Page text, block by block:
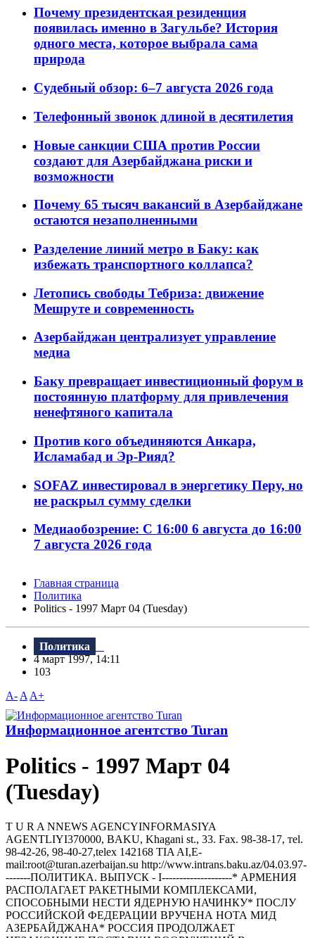
Почему президентская резиденция
появилась именно в Загульбе? История
одного места, которое выбрала сама
природа
Судебный обзор: 6–7 августа 2026 года
Телефонный звонок длиной в десятилетия
Новые санкции США против России
создают для Азербайджана риски и
возможности
Почему 65 тысяч вакансий в Азербайджане
остаются незаполненными
Разделение линий метро в Баку: как
избежать транспортного коллапса?
Летопись свободы Тебриза: движение
Мешруте и современность
Азербайджан централизует управление
медиа
Баку превращает инвестиционный форум в
постоянную платформу для привлечения
ненефтяного капитала
Против кого объединяются Анкара,
Исламабад и Эр-Рияд?
SOFAZ инвестировал в энергетику Перу, но
не раскрыл сумму сделки
Медиаобозрение: С 16:00 6 августа до 16:00
7 августа 2026 года
Главная страница
Политика
Politics - 1997 Март 04 (Tuesday)
Политика
4 март 1997, 14:11
103
A- A A+
Информационное агентство Turan
Politics - 1997 Март 04
(Tuesday)
T U R A NNEWS AGENCYINFORMASIYA
AGENTLIYI370000, BAKU, Khagani st., 33. Fax. 98-38-17, тel.
98-42-26, 98-40-27,telex 142168 TIA AI,E-
mail:root@turan.azerbaijan.su httр://www.intrans.baku.az/04.03.97-
-------ПОЛИТИКА. ВЫПУСК - I--------------------* АРМЕНИЯ
РАСПОЛАГАЕТ РАКЕТНЫМИ КОМПЛЕКСАМИ,
СПОСОБНЫМИ НЕСТИ ЯДЕРНУЮ НАЧИНКУ* ПОСЛУ
РОССИЙСКОЙ ФЕДЕРАЦИИ ВРУЧЕHА HОТА МИД
АЗЕРБАЙДЖАHА* РОССИЯ ПРОДОЛЖАЕТ